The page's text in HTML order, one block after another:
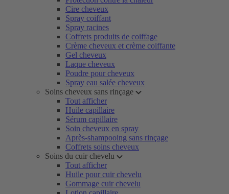
Cire cheveux
Spray coiffant
Spray racines
Coffrets produits de coiffage
Crème cheveux et crème coiffante
Gel cheveux
Laque cheveux
Poudre pour cheveux
Spray eau salée cheveux
Soins cheveux sans rinçage
Tout afficher
Huile capillaire
Sérum capillaire
Soin cheveux en spray
Après-shampooing sans rinçage
Coffrets soins cheveux
Soins du cuir chevelu
Tout afficher
Huile pour cuir chevelu
Gommage cuir chevelu